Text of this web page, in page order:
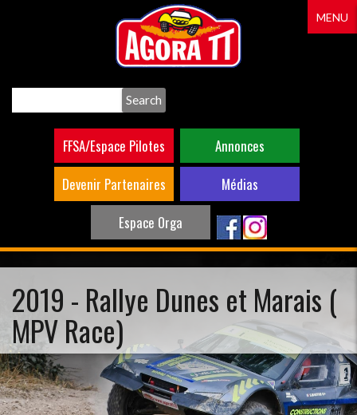
FFSA/Espace Pilotes
Annonces
Devenir Partenaires
Médias
Espace Orga
MENU
2019 - Rallye Dunes et Marais (
MPV Race)